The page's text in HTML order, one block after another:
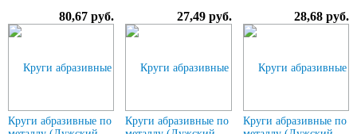
80,67 руб. 27,49 руб. 28,68 руб.
Круги абразивные по
Круги абразивные по
Круги абразивные по